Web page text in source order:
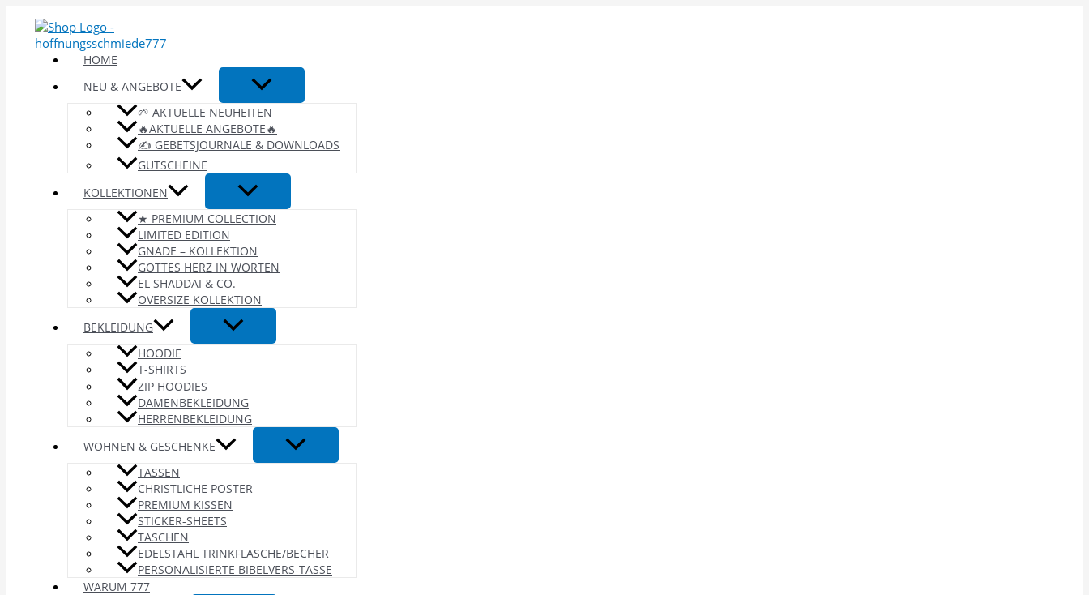
Inhalt
springen
HOME
NEU & ANGEBOTE
🌱 AKTUELLE NEUHEITEN
🔥AKTUELLE ANGEBOTE🔥
✍️ GEBETSJOURNALE & DOWNLOADS
GUTSCHEINE
KOLLEKTIONEN
★ PREMIUM COLLECTION
LIMITED EDITION
GNADE – KOLLEKTION
GOTTES HERZ IN WORTEN
EL SHADDAI & CO.
OVERSIZE KOLLEKTION
BEKLEIDUNG
HOODIE
T-SHIRTS
ZIP HOODIES
DAMENBEKLEIDUNG
HERRENBEKLEIDUNG
WOHNEN & GESCHENKE
TASSEN
CHRISTLICHE POSTER
PREMIUM KISSEN
STICKER-SHEETS
TASCHEN
EDELSTAHL TRINKFLASCHE/BECHER
PERSONALISIERTE BIBELVERS-TASSE
WARUM 777